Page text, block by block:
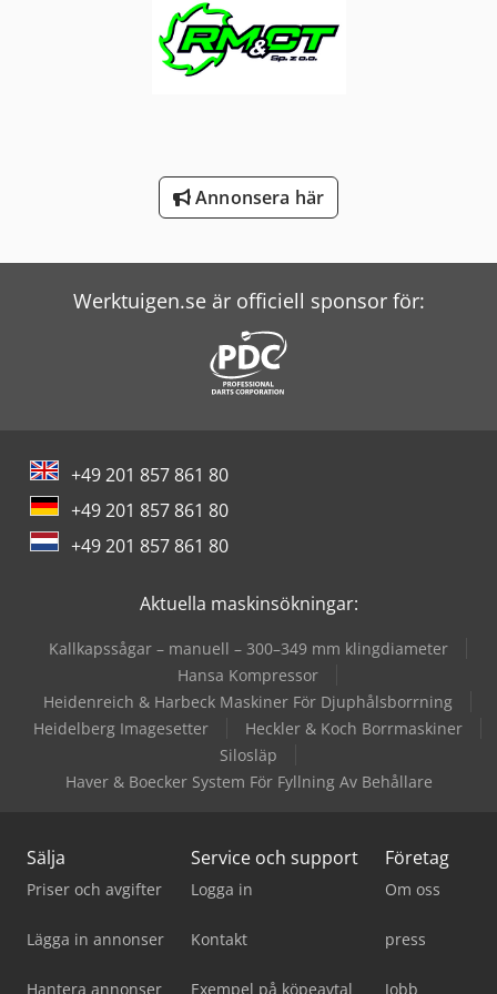
Windmöller & Hölscher Maskiner För Påsar
Witzig & Frank Överföringsmaskiner
Annonsera här
Werktuigen.se är officiell sponsor för:
+49 201 857 861 80
+49 201 857 861 80
+49 201 857 861 80
Aktuella maskinsökningar:
Kallkapssågar – manuell – 300–349 mm klingdiameter
Hansa Kompressor
Heidenreich & Harbeck Maskiner För Djuphålsborrning
Heidelberg Imagesetter
Heckler & Koch Borrmaskiner
Silosläp
Haver & Boecker System För Fyllning Av Behållare
Sälja
Priser och avgifter
Lägga in annonser
Hantera annonser
Service och support
Logga in
Kontakt
Exempel på köpeavtal
Företag
Om oss
press
Jobb